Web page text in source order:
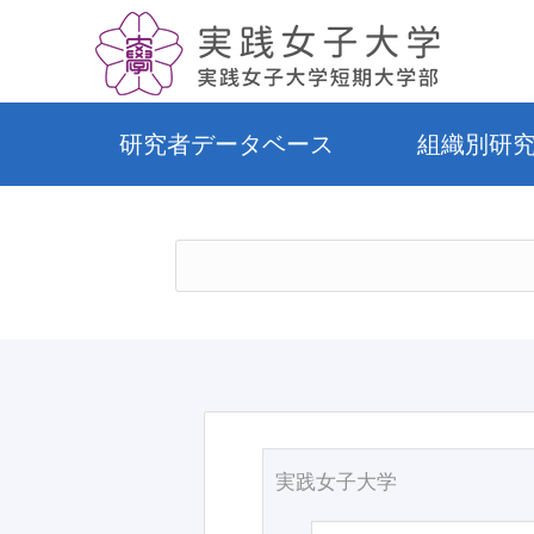
研究者データベース 組織別研
実践女子大学